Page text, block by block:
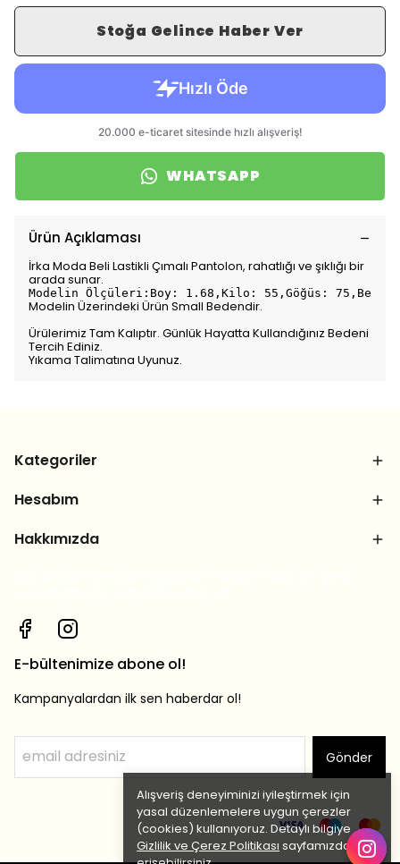
Alışveriş deneyiminizi iyileştirmek için
yasal düzenlemelere uygun çerezler
(cookies) kullanıyoruz. Detaylı bilgiye
Gizlilik ve Çerez Politikası sayfamızdan
Stoğa Gelince Haber Ver
WHATSAPP
Ürün Açıklaması
İrka Moda Beli Lastikli Çımalı Pantolon, rahatlığı ve şıklığı bir
arada sunar.
Modelin Ölçüleri:Boy: 1.68,Kilo: 55,Göğüs: 75,Bel:
Modelin Üzerindeki Ürün Small Bedendir.
Ürülerimiz Tam Kalıptır. Günlük Hayatta Kullandığınız Bedeni
Tercih Ediniz.
Yıkama Talimatına Uyunuz.
Kategoriler
Hesabım
Hakkımızda
E-bültenimize abone ol!
Kampanyalardan ilk sen haberdar ol!
Gönder